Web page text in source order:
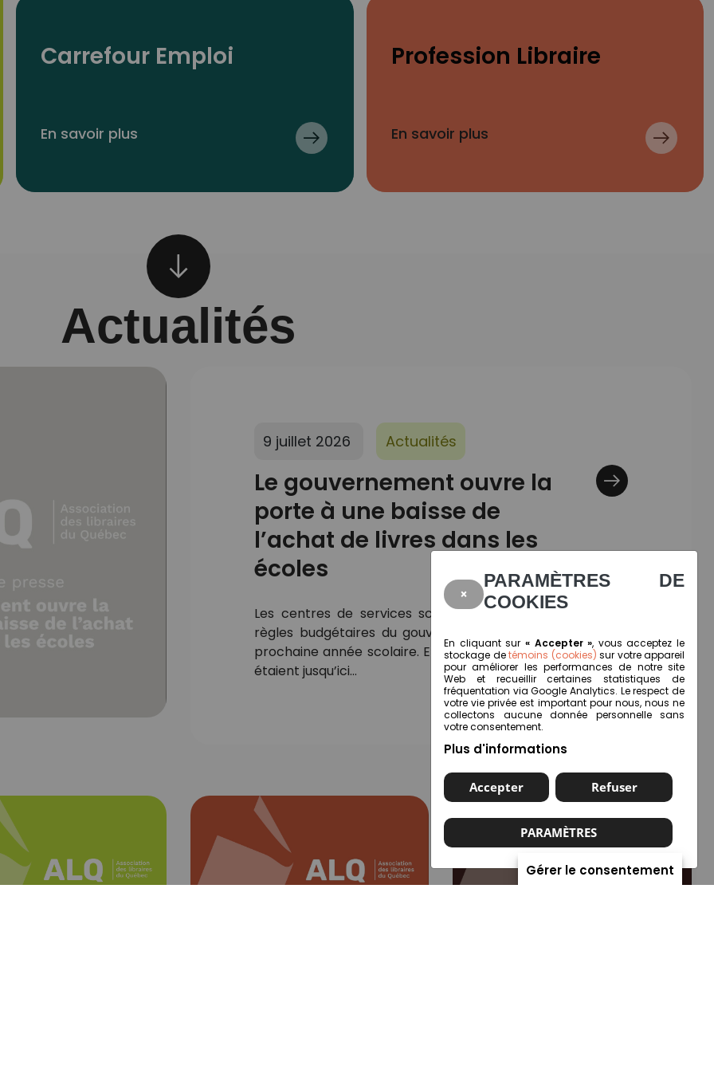
Carrefour Emploi
En savoir plus
Profession Libraire
En savoir plus
Actualités
9 juillet 2026 Actualités
Le gouvernement ouvre la
porte à une baisse de
l’achat de livres dans les
écoles
Les centres de services scolaires ont reçu les nouvelles
règles budgétaires du gouvernement du Québec pour la
prochaine année scolaire. Environ 38 millions de dollars qui
étaient jusqu’ici...
×
PARAMÈTRES DE
COOKIES
En cliquant sur « Accepter », vous acceptez le
stockage detémoins (cookies) sur votre appareil
pour améliorer les performances de notre site
Web et recueillir certaines statistiques de
fréquentation via Google Analytics. Le respect de
votre vie privée est important pour nous, nous ne
collectons aucune donnée personnelle sans
votre consentement.
Plus d'informations
Accepter Refuser
PARAMÈTRES
Gérer le consentement